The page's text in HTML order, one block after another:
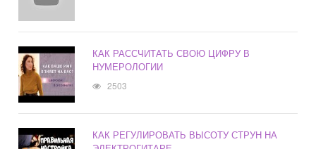
КАК РАССЧИТАТЬ СВОЮ ЦИФРУ В
НУМЕРОЛОГИИ
2503
КАК РЕГУЛИРОВАТЬ ВЫСОТУ СТРУН НА